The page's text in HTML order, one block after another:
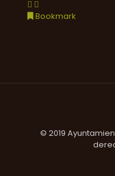
Bookmark
© 2019